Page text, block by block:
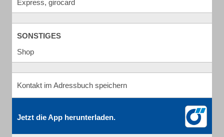
Express, girocard
SONSTIGES
Shop
Kontakt im Adressbuch speichern
Jetzt die App herunterladen.